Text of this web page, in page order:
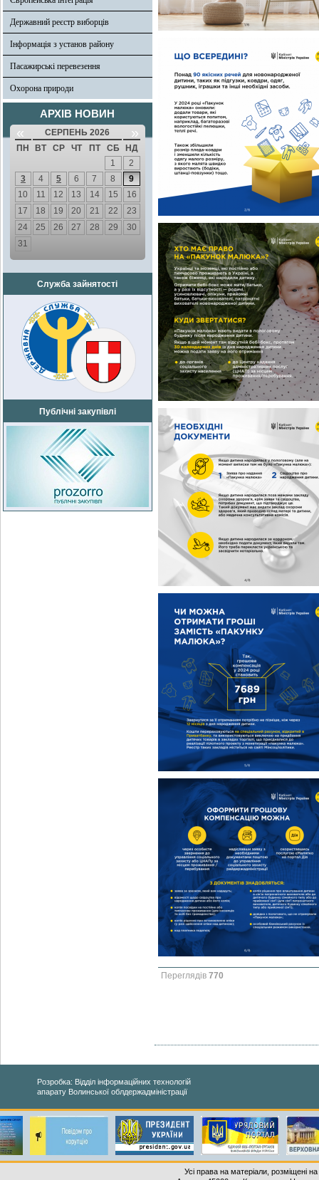
Державний реєстр виборців
Інформація з установ району
Пасажирські перевезення
Охорона природи
АРХІВ НОВИН
« СЕРПЕНЬ 2026 »
ПН ВТ СР ЧТ ПТ СБ
НД
1
2
3
4 5 6 7 8
9
10
11 12 13 14 15
16
17
18 19 20 21 22
23
24
25 26 27 28 29
30
31
Служба зайнятості
Публічні закупівлі
Переглядів 770
Розробка: Відділ інформаційних технологій
апарату Волинської облдержадміністрації
Усі права на матеріали, розміщені